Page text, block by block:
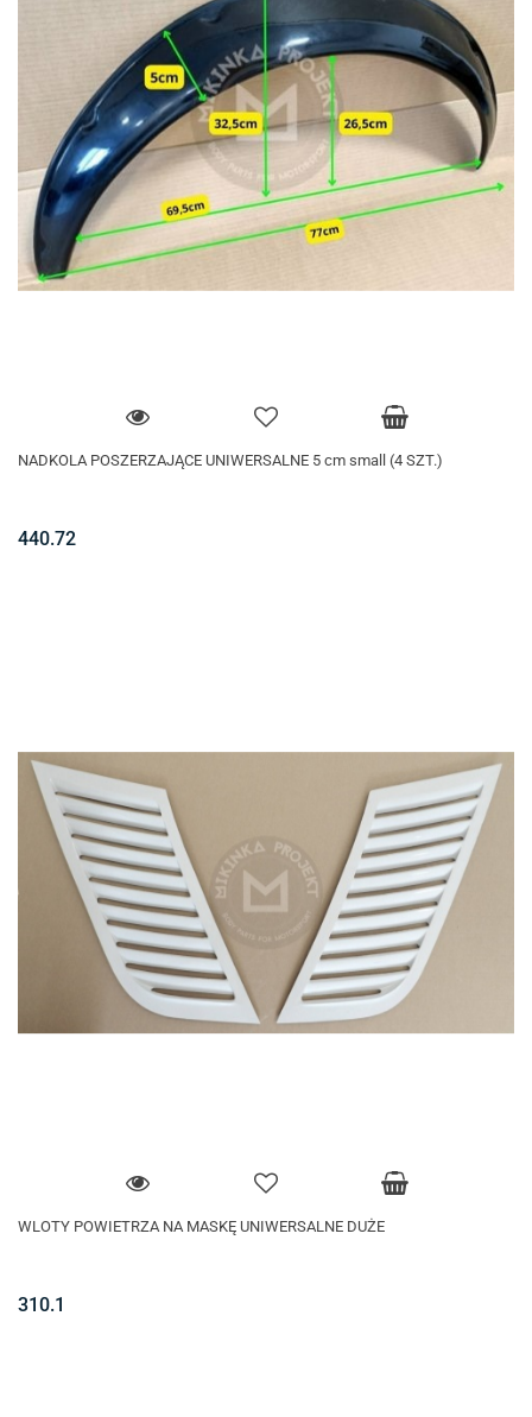
NADKOLA POSZERZAJĄCE UNIWERSALNE 5 cm small (4 SZT.)
440.72
WLOTY POWIETRZA NA MASKĘ UNIWERSALNE DUŻE
310.1